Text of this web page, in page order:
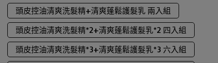
頭皮控油清爽洗髮精+清爽蓬鬆護髮乳 兩入組
頭皮控油清爽洗髮精*2+清爽蓬鬆護髮乳*2 四入組
頭皮控油清爽洗髮精*3+清爽蓬鬆護髮乳*3 六入組